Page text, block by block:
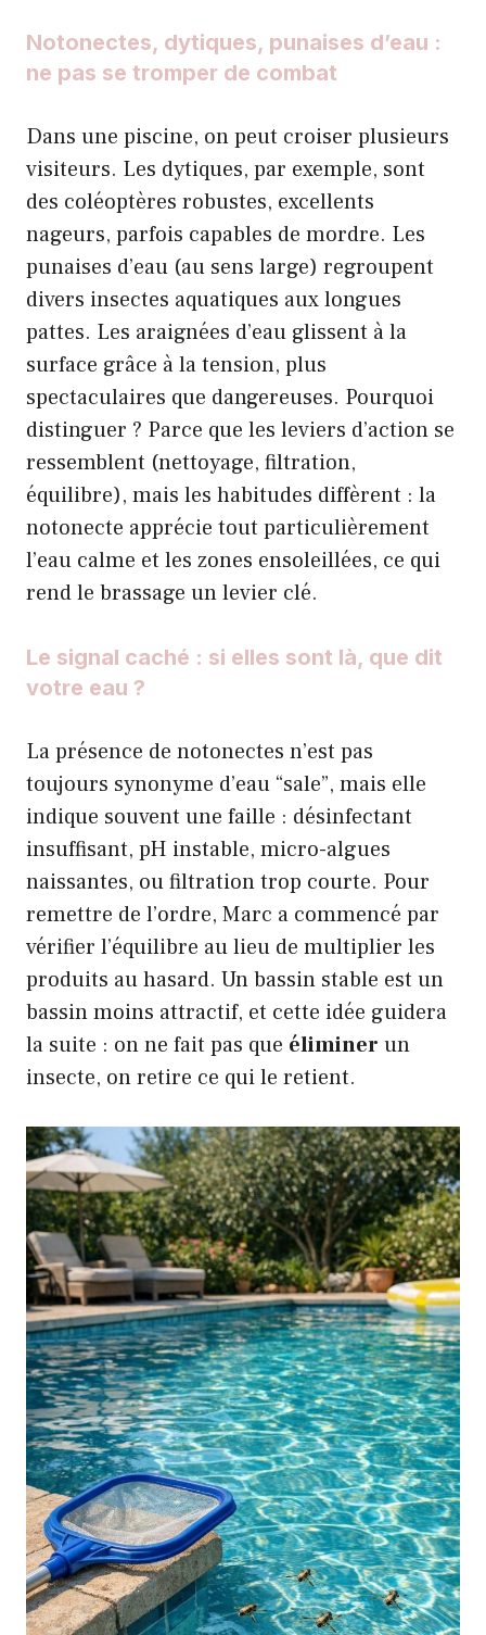
Notonectes, dytiques, punaises d’eau :
ne pas se tromper de combat
Dans une piscine, on peut croiser plusieurs
visiteurs. Les dytiques, par exemple, sont
des coléoptères robustes, excellents
nageurs, parfois capables de mordre. Les
punaises d’eau (au sens large) regroupent
divers insectes aquatiques aux longues
pattes. Les araignées d’eau glissent à la
surface grâce à la tension, plus
spectaculaires que dangereuses. Pourquoi
distinguer ? Parce que les leviers d’action se
ressemblent (nettoyage, filtration,
équilibre), mais les habitudes diffèrent : la
notonecte apprécie tout particulièrement
l’eau calme et les zones ensoleillées, ce qui
rend le brassage un levier clé.
Le signal caché : si elles sont là, que dit
votre eau ?
La présence de notonectes n’est pas
toujours synonyme d’eau “sale”, mais elle
indique souvent une faille : désinfectant
insuffisant, pH instable, micro-algues
naissantes, ou filtration trop courte. Pour
remettre de l’ordre, Marc a commencé par
vérifier l’équilibre au lieu de multiplier les
produits au hasard. Un bassin stable est un
bassin moins attractif, et cette idée guidera
la suite : on ne fait pas que éliminer un
insecte, on retire ce qui le retient.